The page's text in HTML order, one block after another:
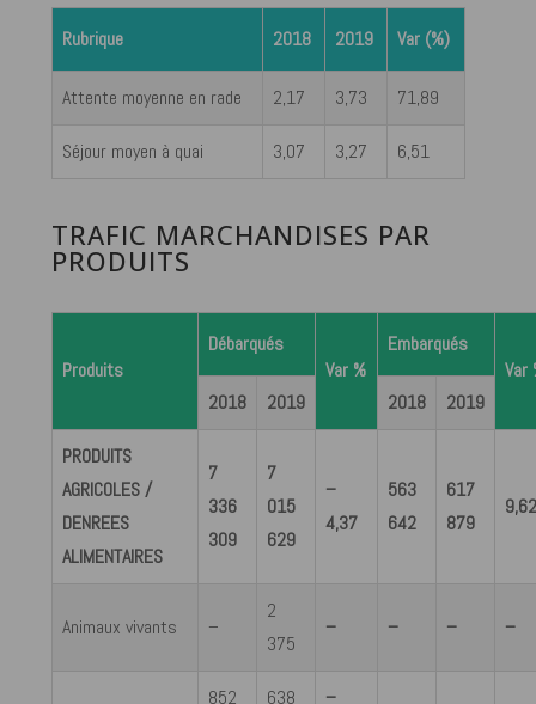
Rubrique 2018 2019 Var (%)
Attente moyenne en rade 2,17 3,73 71,89
Séjour moyen à quai 3,07 3,27 6,51
TRAFIC MARCHANDISES PAR
PRODUITS
Produits
Débarqués
Var %
Embarqués
Var
2018
2019 2018 2019
PRODUITS
AGRICOLES /
DENREES
ALIMENTAIRES
7
336
309
7
015
629
–
4,37
563
642
617
879
Animaux vivants –
2
375
– – – –
852
638
–